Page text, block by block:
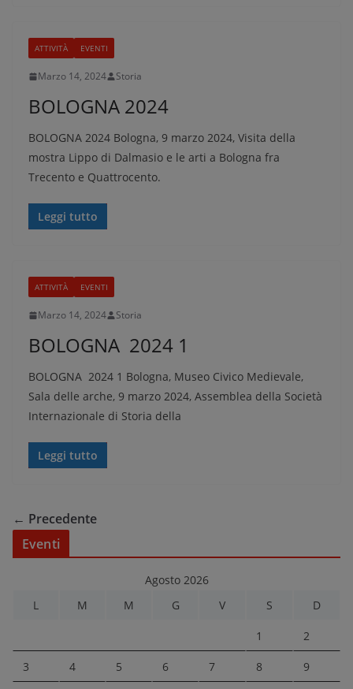
ATTIVITÀ EVENTI
Marzo 14, 2024 Storia
BOLOGNA 2024
BOLOGNA 2024 Bologna, 9 marzo 2024, Visita della
mostra Lippo di Dalmasio e le arti a Bologna fra
Trecento e Quattrocento.
Leggi tutto
ATTIVITÀ EVENTI
Marzo 14, 2024 Storia
BOLOGNA 2024 1
BOLOGNA 2024 1 Bologna, Museo Civico Medievale,
Sala delle arche, 9 marzo 2024, Assemblea della Società
Internazionale di Storia della
Leggi tutto
← Precedente
Eventi
Agosto 2026
L
M M G V S D
1 2
3 4 5 6 7 8 9